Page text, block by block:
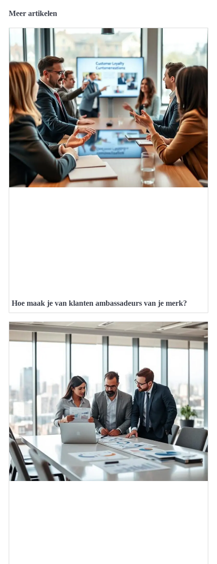
Meer artikelen
Hoe maak je van klanten ambassadeurs van je merk?